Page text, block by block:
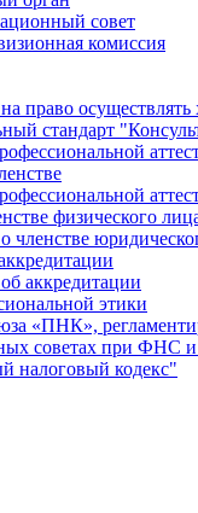
совет
комиссия
право осуществлять
стандарт
физического
членстве
аккредитации
этики
«ПНК»,
советах при ФНС
налоговый кодекс"